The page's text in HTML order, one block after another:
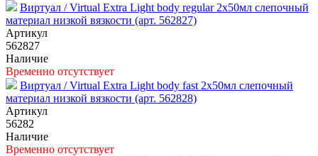
Виртуал / Virtual Extra Light body regular 2x50мл слепочный
материал низкой вязкости (арт. 562827)
Артикул
562827
Наличие
Временно отсутствует
Виртуал / Virtual Extra Light body fast 2x50мл слепочный
материал низкой вязкости (арт. 562828)
Артикул
56282
Наличие
Временно отсутствует